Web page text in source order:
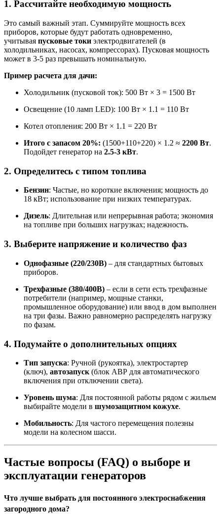
1. Рассчитайте необходимую мощность
Это самый важный этап. Суммируйте мощность всех
приборов, которые будут работать одновременно,
учитывая пусковые токи электродвигателей (в
холодильниках, насосах, компрессорах). Пусковая мощность
может в 3-5 раз превышать номинальную.
Пример расчета для дачи:
Холодильник (пусковой ток): 500 Вт × 3 = 1500 Вт
Освещение (10 ламп LED): 100 Вт × 1.1 = 110 Вт
Котел отопления: 200 Вт × 1.1 = 220 Вт
Итого с запасом 20%: (1500+110+220) × 1.2 ≈ 2200 Вт.
Подойдет генератор на 2.5-3 кВт.
2. Определитесь с типом топлива
Бензин: Частые, но короткие включения; мощность до
18 кВт; использование при низких температурах.
Дизель: Длительная или непрерывная работа; экономия
на топливе при больших нагрузках; надежность.
3. Выберите напряжение и количество фаз
Однофазные (220/230В) – для стандартных бытовых
приборов.
Трехфазные (380/400В) – если в сети есть трехфазные
потребители (например, мощные станки,
промышленное оборудование) или ввод в дом выполнен
на три фазы. Важно равномерно распределять нагрузку
по фазам.
4. Подумайте о дополнительных опциях
Тип запуска: Ручной (рукоятка), электростартер
(ключ), автозапуск (блок АВР для автоматического
включения при отключении света).
Уровень шума: Для постоянной работы рядом с жильем
выбирайте модели в шумозащитном кожухе.
Мобильность: Для частого перемещения полезны
модели на колесном шасси.
Частые вопросы (FAQ) о выборе и
эксплуатации генераторов
Что лучше выбрать для постоянного электроснабжения
загородного дома?